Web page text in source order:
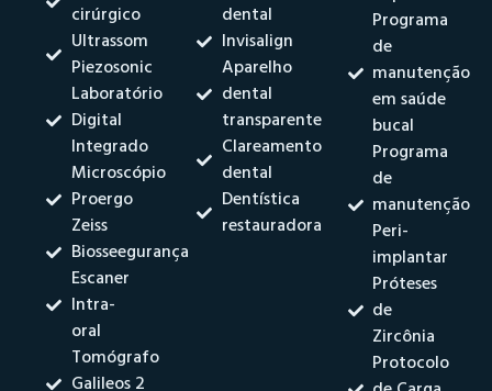
cirúrgico
Ultrassom
Piezosonic
Laboratório
Digital
Integrado
Microscópio
Proergo
Zeiss
Biosseegurança
Escaner
Intra-
oral
Tomógrafo
Galileos 2
dental
Invisalign
Aparelho
dental
transparente
Clareamento
dental
Dentística
restauradora
Programa
de
manutenção
em saúde
bucal
Programa
de
manutenção
Peri-
implantar
Próteses
de
Zircônia
Protocolo